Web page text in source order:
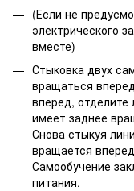
(Если не
электрического
вместе)
Стыковка двух
вращаться
вперед, отделите
имеет заднее
Снова стыкуя
вращается
Самообучение
питания.